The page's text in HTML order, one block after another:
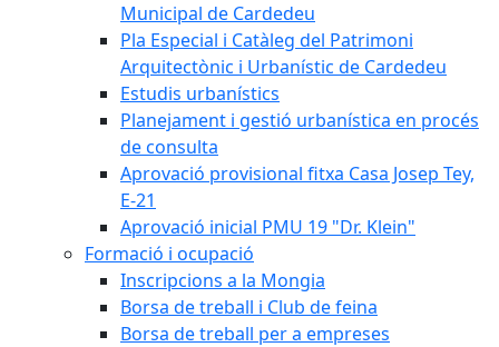
Municipal de Cardedeu
Pla Especial i Catàleg del Patrimoni
Arquitectònic i Urbanístic de Cardedeu
Estudis urbanístics
Planejament i gestió urbanística en procés
de consulta
Aprovació provisional fitxa Casa Josep Tey,
E-21
Aprovació inicial PMU 19 "Dr. Klein"
Formació i ocupació
Inscripcions a la Mongia
Borsa de treball i Club de feina
Borsa de treball per a empreses